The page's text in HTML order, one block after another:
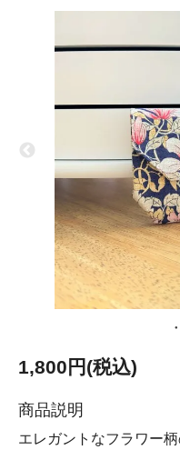
1,800円(税込)
商品説明
エレガントなフラワー